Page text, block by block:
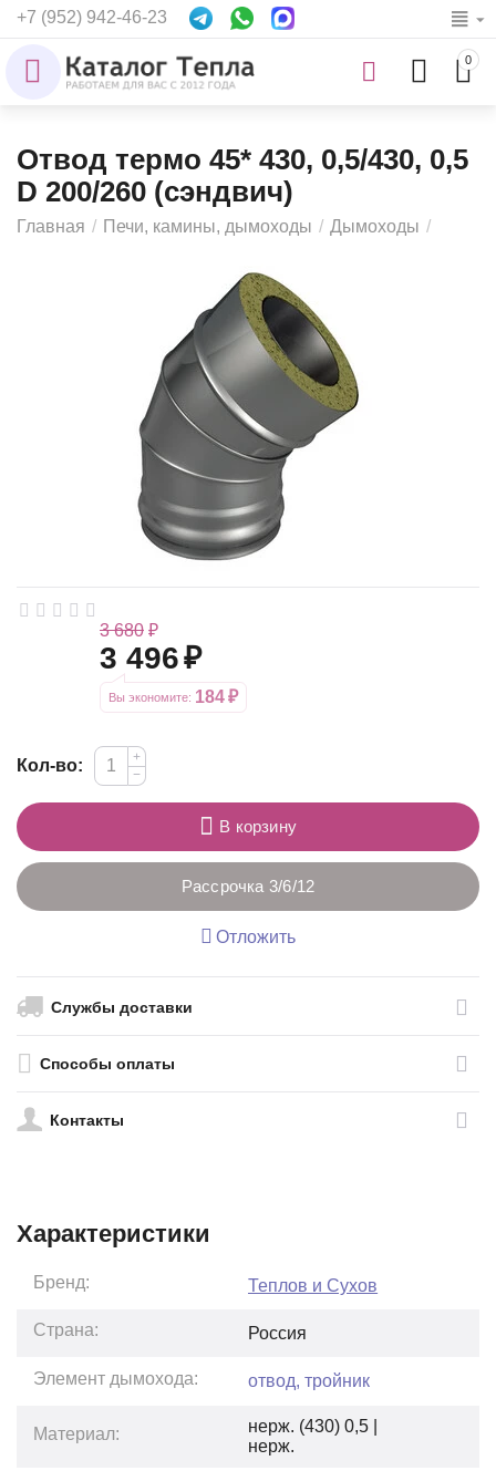
+7 (952) 942-46-23
0
Отвод термо 45* 430, 0,5/430, 0,5
D 200/260 (сэндвич)
Главная / Печи, камины, дымоходы / Дымоходы /
3 680 ₽
3 496₽
Вы экономите: 184₽
Кол-во:
+
−
В корзину
Рассрочка 3/6/12
Отложить
Службы доставки
Способы оплаты
Контакты
Характеристики
Бренд: Теплов и Сухов
Страна: Россия
Элемент дымохода: отвод, тройник
Материал:
нерж. (430) 0,5 |
нерж.